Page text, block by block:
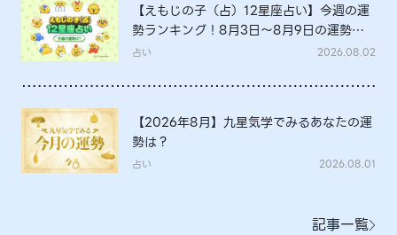
【えもじの子（占）12星座占い】今週の運
勢ランキング！8月3日～8月9日の運勢
は？
占い 2026.08.02
【2026年8月】九星気学でみるあなたの運
勢は？
占い 2026.08.01
記事一覧